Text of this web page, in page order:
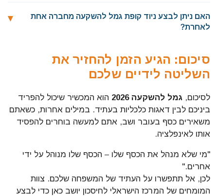
האם ניתן לבצע ניוד קופת גמל להשקעה מחברה אחת
לאחרת?
סיכום: הגיע הזמן להחזיר את
השליטה לידיים שלכם
לסיכום, גמל להשקעה 2026
הוא המכשיר שיכול להפריד
ביניכם לבין דאגות כלכליות בעתיד. במילים אחרות, כשאתם
משאירים כסף בעובר ושב, אתם למעשה בוחרים להפסיד
אותו לאינפלציה.
"מי שלא מנהל את הכסף שלו – הכסף שלו מנוהל על ידי
אחרים."
לכן, אל תתפשרו על העתיד של המשפחה שלכם. צוות
המומחים של המרכז הישראלי לחיסכון יושב כאן כדי לבצע